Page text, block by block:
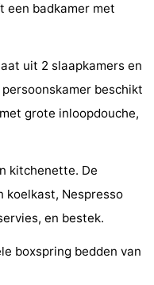
een badkamer met
uit 2 slaapkamers en
beschikt
grote inloopdouche,
kitchenette. De
koelkast, Nespresso
en bestek.
boxspring bedden van